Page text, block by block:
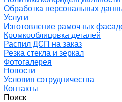
Обработка персональных
Услуги
Изготовление рамочных
Кромкооблицовка деталей
Распил ДСП на заказ
Резка стекла и зеркал
Фотогалерея
Новости
Условия сотрудничества
Контакты
Поиск